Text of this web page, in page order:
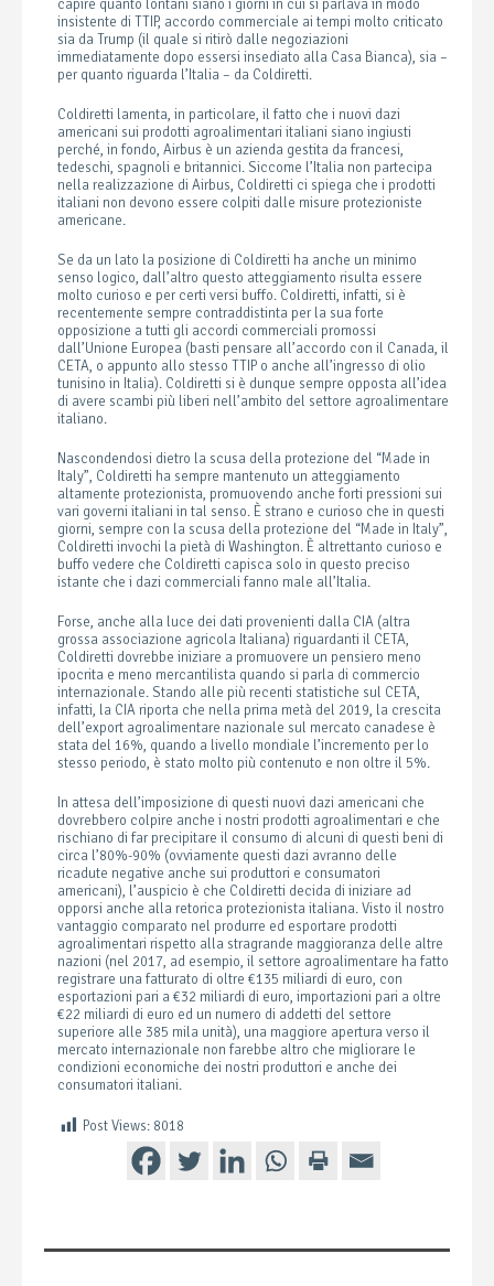
capire quanto lontani siano i giorni in cui si parlava in modo
insistente di TTIP, accordo commerciale ai tempi molto criticato
sia da Trump (il quale si ritirò dalle negoziazioni
immediatamente dopo essersi insediato alla Casa Bianca), sia –
per quanto riguarda l’Italia – da Coldiretti.
Coldiretti lamenta, in particolare, il fatto che i nuovi dazi
americani sui prodotti agroalimentari italiani siano ingiusti
perché, in fondo, Airbus è un azienda gestita da francesi,
tedeschi, spagnoli e britannici. Siccome l’Italia non partecipa
nella realizzazione di Airbus, Coldiretti ci spiega che i prodotti
italiani non devono essere colpiti dalle misure protezioniste
americane.
Se da un lato la posizione di Coldiretti ha anche un minimo
senso logico, dall’altro questo atteggiamento risulta essere
molto curioso e per certi versi buffo. Coldiretti, infatti, si è
recentemente sempre contraddistinta per la sua forte
opposizione a tutti gli accordi commerciali promossi
dall’Unione Europea (basti pensare all’accordo con il Canada, il
CETA, o appunto allo stesso TTIP o anche all’ingresso di olio
tunisino in Italia). Coldiretti si è dunque sempre opposta all’idea
di avere scambi più liberi nell’ambito del settore agroalimentare
italiano.
Nascondendosi dietro la scusa della protezione del “Made in
Italy”, Coldiretti ha sempre mantenuto un atteggiamento
altamente protezionista, promuovendo anche forti pressioni sui
vari governi italiani in tal senso. È strano e curioso che in questi
giorni, sempre con la scusa della protezione del “Made in Italy”,
Coldiretti invochi la pietà di Washington. È altrettanto curioso e
buffo vedere che Coldiretti capisca solo in questo preciso
istante che i dazi commerciali fanno male all’Italia.
Forse, anche alla luce dei dati provenienti dalla CIA (altra
grossa associazione agricola Italiana) riguardanti il CETA,
Coldiretti dovrebbe iniziare a promuovere un pensiero meno
ipocrita e meno mercantilista quando si parla di commercio
internazionale. Stando alle più recenti statistiche sul CETA,
infatti, la CIA riporta che nella prima metà del 2019, la crescita
dell’export agroalimentare nazionale sul mercato canadese è
stata del 16%, quando a livello mondiale l’incremento per lo
stesso periodo, è stato molto più contenuto e non oltre il 5%.
In attesa dell’imposizione di questi nuovi dazi americani che
dovrebbero colpire anche i nostri prodotti agroalimentari e che
rischiano di far precipitare il consumo di alcuni di questi beni di
circa l’80%-90% (ovviamente questi dazi avranno delle
ricadute negative anche sui produttori e consumatori
americani), l’auspicio è che Coldiretti decida di iniziare ad
opporsi anche alla retorica protezionista italiana. Visto il nostro
vantaggio comparato nel produrre ed esportare prodotti
agroalimentari rispetto alla stragrande maggioranza delle altre
nazioni (nel 2017, ad esempio, il settore agroalimentare ha fatto
registrare una fatturato di oltre €135 miliardi di euro, con
esportazioni pari a €32 miliardi di euro, importazioni pari a oltre
€22 miliardi di euro ed un numero di addetti del settore
superiore alle 385 mila unità), una maggiore apertura verso il
mercato internazionale non farebbe altro che migliorare le
condizioni economiche dei nostri produttori e anche dei
consumatori italiani.
Post Views: 8018